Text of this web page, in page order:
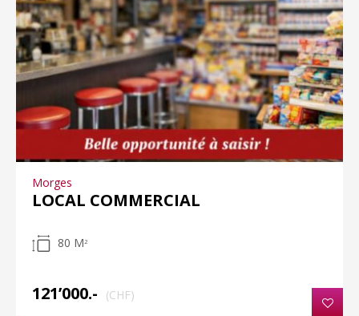
Morges
LOCAL COMMERCIAL
80 M 2
121’000.- (CHF)